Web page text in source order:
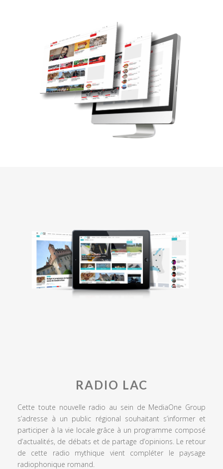
RADIO LAC
Cette toute nouvelle radio au sein de MediaOne Group
s’adresse à un public régional souhaitant s’informer et
participer à la vie locale grâce à un programme composé
d’actualités, de débats et de partage d’opinions. Le retour
de cette radio mythique vient compléter le paysage
radiophonique romand.